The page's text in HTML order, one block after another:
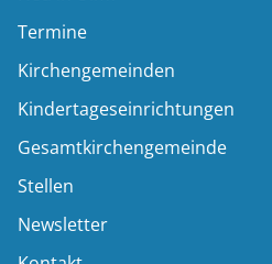
Termine
Kirchengemeinden
Kindertageseinrichtungen
Gesamtkirchengemeinde
Stellen
Newsletter